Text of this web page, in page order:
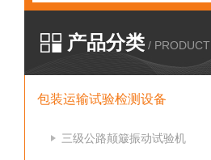
产品分类 / PRODUCT
包装运输试验检测设备
三级公路颠簸振动试验机